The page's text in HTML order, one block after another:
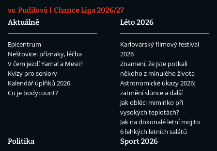
vs. Pudilová
Chance Liga 2026/27
Aktuálně
Epicentrum
Neštovice: příznaky, léčba
V čem jezdí Yamal a Mesii?
Kvízy pro seniory
Kalendář úplňků 2026
Co je bodycount?
Léto 2026
Karlovarský filmový festival
2026
Znamení, že jste potkali
někoho z minulého života
Astronomické úkazy 2026:
zatmění slunce a další
Jak obléci miminko při
vysokých teplotách?
Jak na dokonalé letní mojito
6 lehkých letních salátů
Politika
Sport 2026